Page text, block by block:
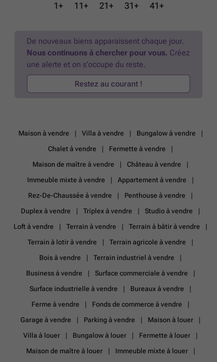
1+ 11+ 21+ 31+ 41+
De nouveaux biens apparaissent chaque jour.
Nous continuons à chercher pour vous. Créez
une alerte et on s'occupe du reste.
Restez au courant !
Maison à vendre Villa à vendre
Bungalow à vendre
Chalet à vendre
Fermette à vendre
Maison de maître à vendre
Château à vendre
Immeuble mixte à vendre
Appartement à vendre
Rez-De-Chaussée à vendre
Penthouse à vendre
Duplex à vendre
Triplex à vendre
Studio à vendre
Loft à vendre
Terrain à vendre
Terrain à bâtir à vendre
Terrain à lotir à vendre
Terrain agricole à vendre
Bois à vendre
Terrain industriel à vendre
Business à vendre
Surface commerciale à vendre
Surface industrielle à vendre
Bureaux à vendre
Ferme à vendre
Fonds de commerce à vendre
Garage à vendre
Parking à vendre
Maison à louer
Villa à louer
Bungalow à louer
Fermette à louer
Maison de maître à louer
Immeuble mixte à louer